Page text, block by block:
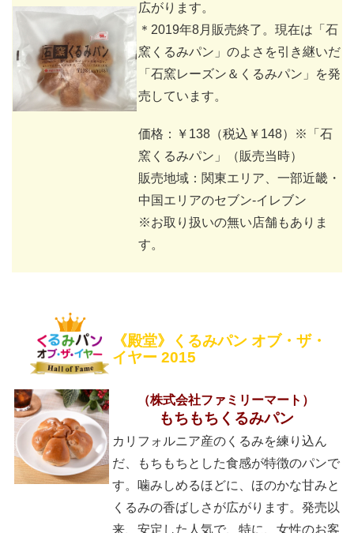
広がります。
＊2019年8月販売終了。現在は「石
窯くるみパン」のよさを引き継いだ
「石窯レーズン＆くるみパン」を発
売しています。
価格：￥138（税込￥148）※「石
窯くるみパン」（販売当時）
販売地域：関東エリア、一部近畿・
中国エリアのセブン‐イレブン
※お取り扱いの無い店舗もありま
す。
《殿堂》くるみパン オブ・ザ・
イヤー 2015
（株式会社ファミリーマート）
もちもちくるみパン
カリフォルニア産のくるみを練り込ん
だ、もちもちとした食感が特徴のパンで
す。噛みしめるほどに、ほのかな甘みと
くるみの香ばしさが広がります。発売以
来、安定した人気で、特に、女性のお客